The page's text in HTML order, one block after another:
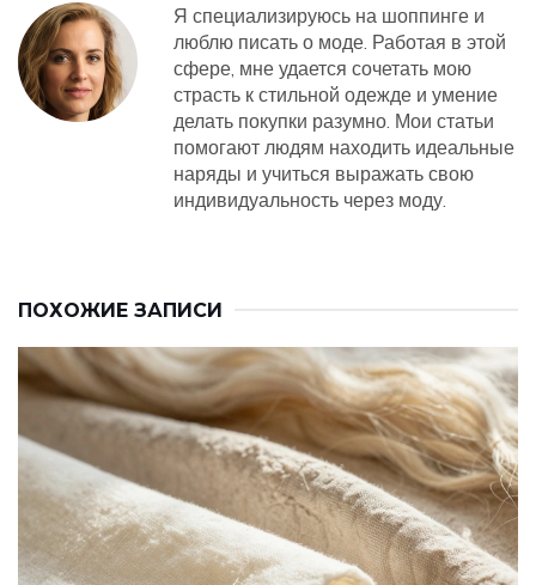
Я специализируюсь на шоппинге и
люблю писать о моде. Работая в этой
сфере, мне удается сочетать мою
страсть к стильной одежде и умение
делать покупки разумно. Мои статьи
помогают людям находить идеальные
наряды и учиться выражать свою
индивидуальность через моду.
ПОХОЖИЕ ЗАПИСИ